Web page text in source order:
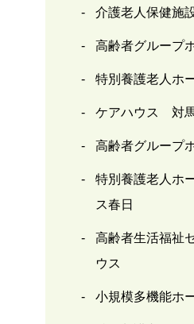
介護老人保健施
高齢者グループ
特別養護老人ホ
ケアハウス 対
高齢者グループ
特別養護老人ホ
ス春日
高齢者生活福祉
ウス
小規模多機能ホ